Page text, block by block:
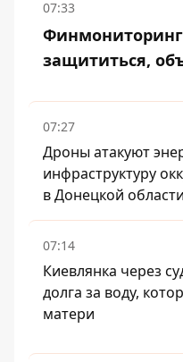
07:33
Финмониторинг
защититься,
07:27
Дроны атакуют
инфраструктуру
в Донецкой области
07:14
Киевлянка через
долга за воду,
матери